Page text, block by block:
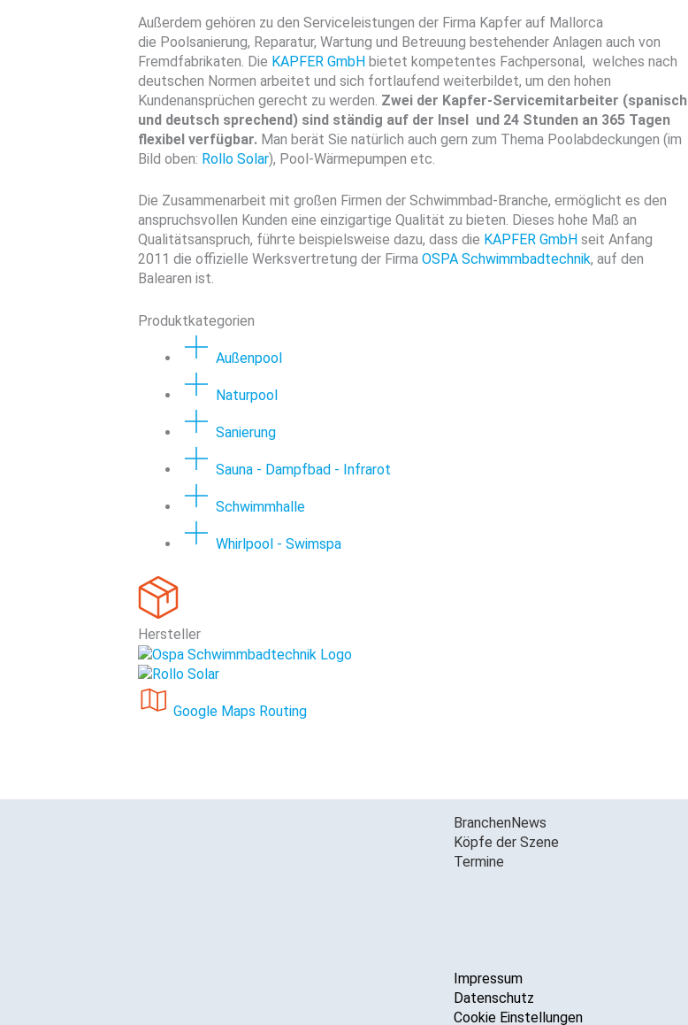
Außerdem gehören zu den Serviceleistungen der Firma Kapfer auf Mallorca
die Poolsanierung, Reparatur, Wartung und Betreuung bestehender Anlagen auch von
Fremdfabrikaten. Die KAPFER GmbH bietet kompetentes Fachpersonal, welches nach
deutschen Normen arbeitet und sich fortlaufend weiterbildet, um den hohen
Kundenansprüchen gerecht zu werden. Zwei der Kapfer-Servicemitarbeiter (spanisch
und deutsch sprechend) sind ständig auf der Insel und 24 Stunden an 365 Tagen
flexibel verfügbar. Man berät Sie natürlich auch gern zum Thema Poolabdeckungen (im
Bild oben: Rollo Solar), Pool-Wärmepumpen etc.
Die Zusammenarbeit mit großen Firmen der Schwimmbad-Branche, ermöglicht es den
anspruchsvollen Kunden eine einzigartige Qualität zu bieten. Dieses hohe Maß an
Qualitätsanspruch, führte beispielsweise dazu, dass die KAPFER GmbH seit Anfang
2011 die offizielle Werksvertretung der Firma OSPA Schwimmbadtechnik, auf den
Balearen ist.
Produktkategorien
Außenpool
Naturpool
Sanierung
Sauna - Dampfbad - Infrarot
Schwimmhalle
Whirlpool - Swimspa
Hersteller
Google Maps Routing
BranchenNews
Köpfe der Szene
Termine
Impressum
Datenschutz
Cookie Einstellungen